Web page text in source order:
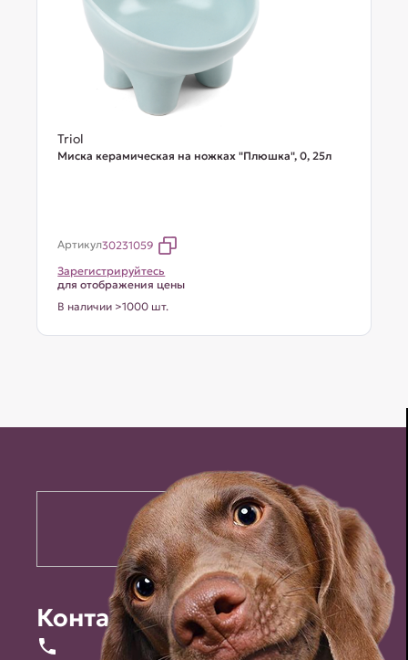
Triol
Миска керамическая на ножках "Плюшка", 0, 25л
Артикул30231059
Зарегистрируйтесь
для отображения цены
В наличии >1000 шт.
Контакты